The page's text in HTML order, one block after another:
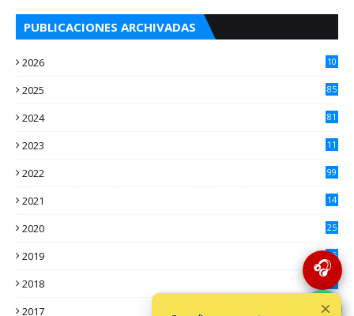
PUBLICACIONES ARCHIVADAS
2026
10
2025 85
2024 81
2023
11
2022 99
2021
14
2020
25
2019
16
3
2018
10
3
2017
13
🎧
💬